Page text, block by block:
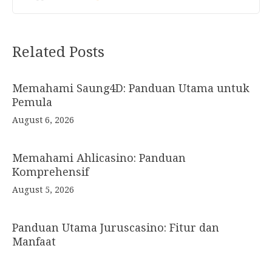
Related Posts
Memahami Saung4D: Panduan Utama untuk
Pemula
August 6, 2026
Memahami Ahlicasino: Panduan
Komprehensif
August 5, 2026
Panduan Utama Juruscasino: Fitur dan
Manfaat
Post